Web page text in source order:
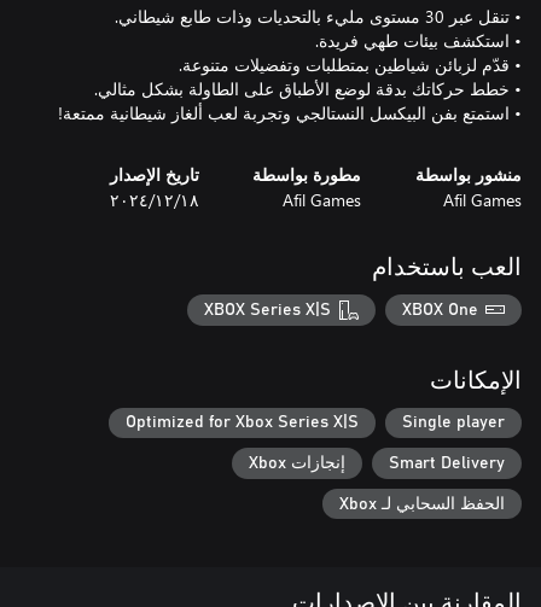
• استمتع بفن البيكسل النستالجي وتجربة لعب ألغاز شيطانية ممتعة!
منشور بواسطة
Afil Games
مطورة بواسطة
Afil Games
تاريخ الإصدار
١٨‏/١٢‏/٢٠٢٤
العب باستخدام
XBOX One
XBOX Series X|S
الإمكانات
Single player
Optimized for Xbox Series X|S
Smart Delivery إنجازات Xbox
الحفظ السحابي لـ Xbox